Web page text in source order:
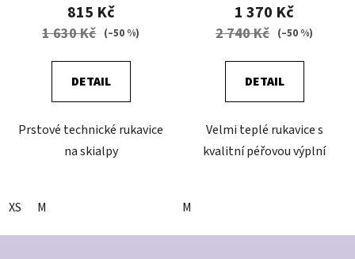
815 Kč
1 630 Kč (–50 %)
DETAIL
Prstové technické rukavice
na skialpy
XS M
1 370 Kč
2 740 Kč (–50 %)
DETAIL
Velmi teplé rukavice s
kvalitní péřovou výplní
M
Z